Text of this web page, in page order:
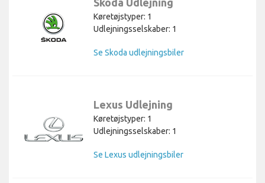
Skoda Udlejning
Køretøjstyper: 1
Udlejningsselskaber: 1
Se Skoda udlejningsbiler
Lexus Udlejning
Køretøjstyper: 1
Udlejningsselskaber: 1
Se Lexus udlejningsbiler